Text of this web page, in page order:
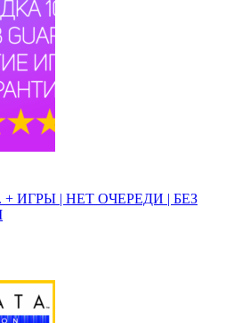
+ ИГРЫ | НЕТ ОЧЕРЕДИ | БЕЗ